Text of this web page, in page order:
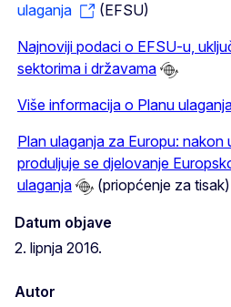
ulaganja
(EFSU)
Najnoviji podaci o EFSU-u,
sektorima i državama
Više informacija o Planu
Plan ulaganja za Europu: nakon
produljuje se djelovanje
ulaganja
(priopćenje za tisak)
Datum objave
2. lipnja 2016.
Autor